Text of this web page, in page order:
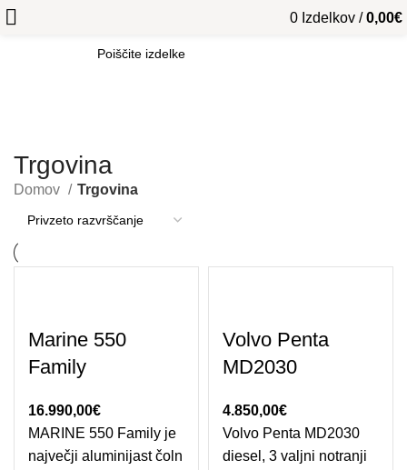
0 Izdelkov / 0,00€
Trgovina
Domov Trgovina
Marine 550
Family
16.990,00€
MARINE 550 Family je
največji aluminijast čoln
Volvo Penta
MD2030
4.850,00€
Volvo Penta MD2030
diesel, 3 valjni notranji